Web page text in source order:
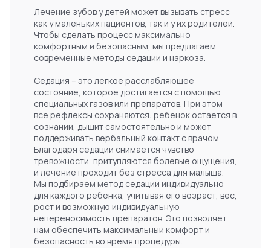
Лечение зубов у детей может вызывать стресс
как у маленьких пациентов, так и у их родителей.
Чтобы сделать процесс максимально
комфортным и безопасным, мы предлагаем
современные методы седации и наркоза.
Седация – это легкое расслабляющее
состояние, которое достигается с помощью
специальных газов или препаратов. При этом
все рефлексы сохраняются: ребенок остается в
сознании, дышит самостоятельно и может
поддерживать вербальный контакт с врачом.
Благодаря седации снимается чувство
тревожности, притупляются болевые ощущения,
и лечение проходит без стресса для малыша.
Мы подбираем метод седации индивидуально
для каждого ребенка, учитывая его возраст, вес,
рост и возможную индивидуальную
непереносимость препаратов. Это позволяет
нам обеспечить максимальный комфорт и
безопасность во время процедуры.